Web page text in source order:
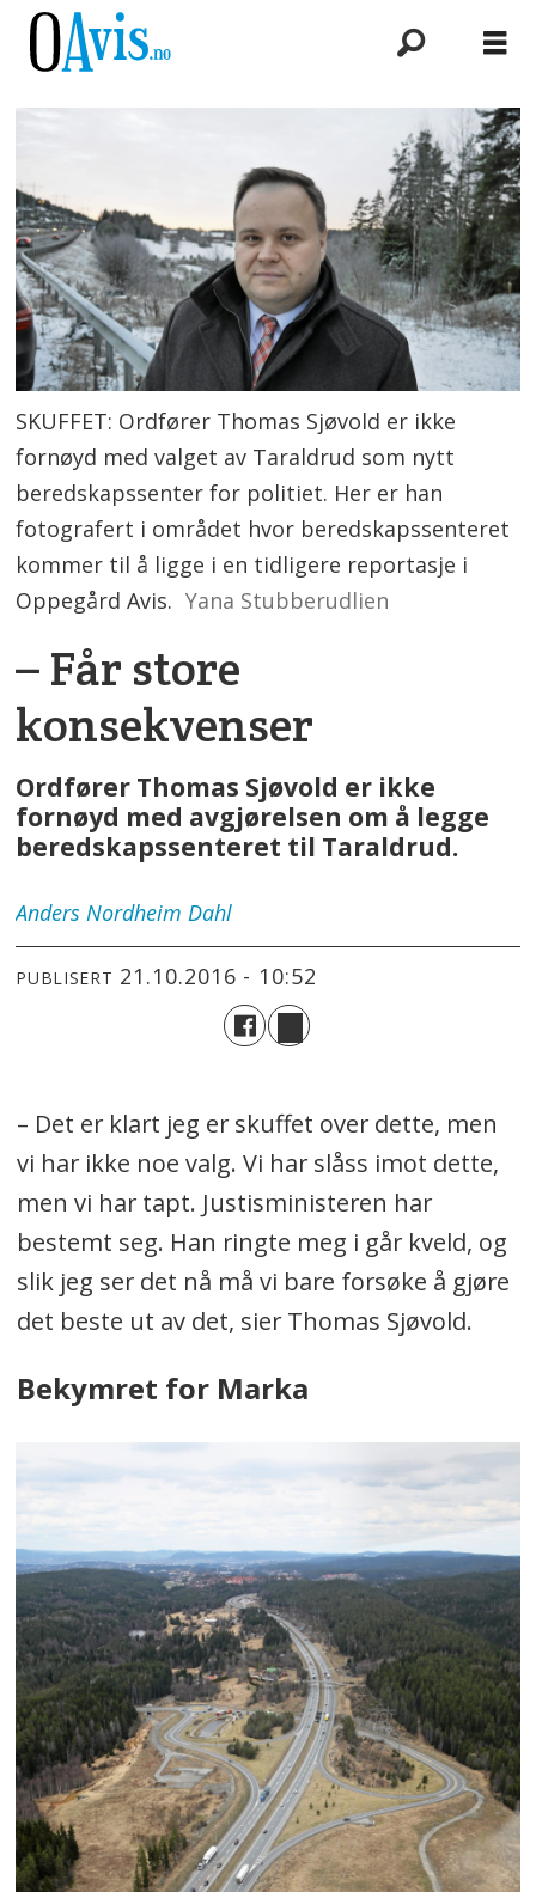
SKUFFET: Ordfører Thomas Sjøvold er ikke
fornøyd med valget av Taraldrud som nytt
beredskapssenter for politiet. Her er han
fotografert i området hvor beredskapssenteret
kommer til å ligge i en tidligere reportasje i
Oppegård Avis. Yana Stubberudlien
– Får store
konsekvenser
Ordfører Thomas Sjøvold er ikke
fornøyd med avgjørelsen om å legge
beredskapssenteret til Taraldrud.
Anders Nordheim Dahl
PUBLISERT 21.10.2016 - 10:52
– Det er klart jeg er skuffet over dette, men
vi har ikke noe valg. Vi har slåss imot dette,
men vi har tapt. Justisministeren har
bestemt seg. Han ringte meg i går kveld, og
slik jeg ser det nå må vi bare forsøke å gjøre
det beste ut av det, sier Thomas Sjøvold.
Bekymret for Marka